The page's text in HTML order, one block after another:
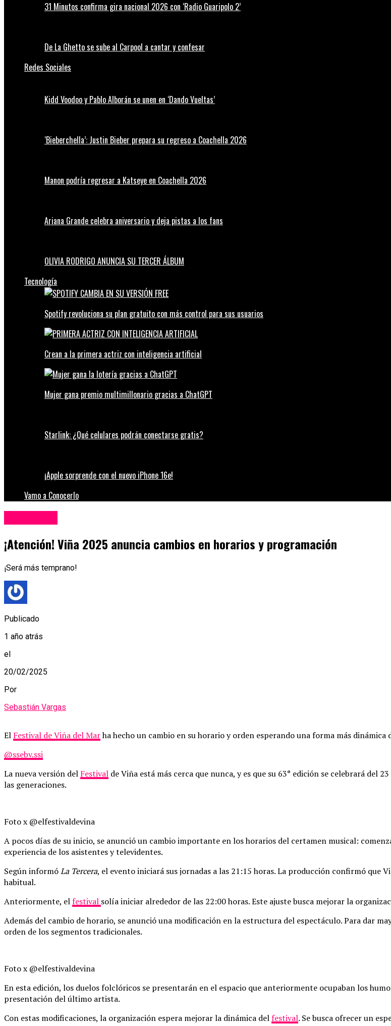
31 Minutos confirma gira nacional 2026 con ‘Radio Guaripolo 2’
De La Ghetto se sube al Carpool a cantar y confesar
Redes Sociales
Kidd Voodoo y Pablo Alborán se unen en ‘Dando Vueltas’
‘Bieberchella’: Justin Bieber prepara su regreso a Coachella 2026
Manon podría regresar a Katseye en Coachella 2026
Ariana Grande celebra aniversario y deja pistas a los fans
OLIVIA RODRIGO ANUNCIA SU TERCER ÁLBUM
Tecnología
Spotify revoluciona su plan gratuito con más control para sus usuarios
Crean a la primera actriz con inteligencia artificial
Mujer gana premio multimillonario gracias a ChatGPT
Starlink: ¿Qué celulares podrán conectarse gratis?
¡Apple sorprende con el nuevo iPhone 16e!
Vamo a Conocerlo
¡Atención! Viña 2025 anuncia cambios en horarios y programación
¡Será más temprano!
Publicado
1 año atrás
el
20/02/2025
Por
Sebastián Vargas
El Festival de Viña del Marha hecho un cambio en su horario y orden esperando una forma más dinámica
@ssebv.ssj
La nueva versión del Festival de Viña está más cerca que nunca, y es que su 63° edición se celebrará
las generaciones.
Foto x @elfestivaldevina
A pocos días de su inicio, se anunció un cambio importante en los horarios del certamen musical:
experiencia de los asistentes y televidentes.
Según informóLa Tercera, el evento iniciará sus jornadas a las 21:15 horas. La producción confirmó que
habitual.
Anteriormente, elfestival solía iniciar alrededor de las 22:00 horas. Este ajuste busca mejorar la
Además del cambio de horario, se anunció una modificación en la estructura del espectáculo. Para dar
orden de los segmentos tradicionales.
Foto x @elfestivaldevina
En esta edición, los duelos folclóricos se presentarán en el espacio que anteriormente ocupaban los
presentación del último artista.
Con estas modificaciones, la organización espera mejorar la dinámica delfestival. Se busca ofrecer un